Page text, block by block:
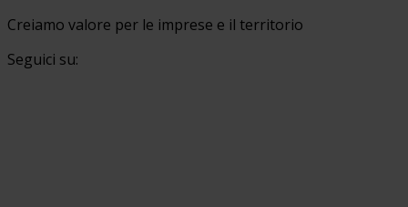
Creiamo valore per le imprese e il territorio
Seguici su: